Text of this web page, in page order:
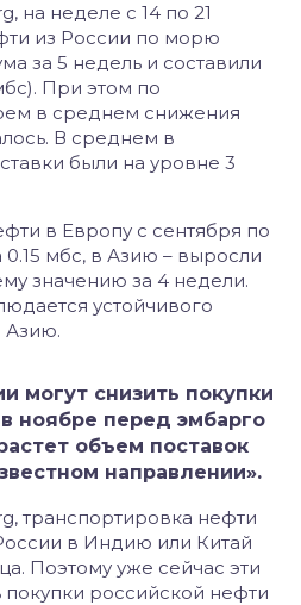
на неделе с 14 по 21
из России по морю
за 5 недель и составили
При этом по
в среднем снижения
В среднем в
были на уровне 3
в Европу с сентября по
0.15 мбс, в Азию – выросли
значению за 4 недели.
устойчивого
Азию.
могут снизить покупки
ноябре перед эмбарго
объем поставок
направлении».
транспортировка нефти
в Индию или Китай
Поэтому уже сейчас эти
покупки российской нефти